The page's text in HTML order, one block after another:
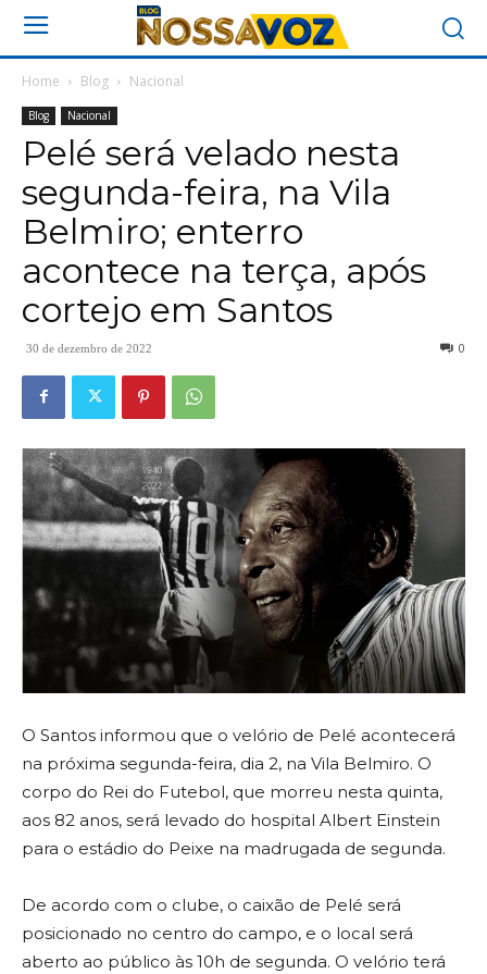
Home Blog Nacional
Blog Nacional
Pelé será velado nesta
segunda-feira, na Vila
Belmiro; enterro
acontece na terça, após
cortejo em Santos
30 de dezembro de 2022 0
O Santos informou que o velório de Pelé acontecerá
na próxima segunda-feira, dia 2, na Vila Belmiro. O
corpo do Rei do Futebol, que morreu nesta quinta,
aos 82 anos, será levado do hospital Albert Einstein
para o estádio do Peixe na madrugada de segunda.
De acordo com o clube, o caixão de Pelé será
posicionado no centro do campo, e o local será
aberto ao público às 10h de segunda. O velório terá